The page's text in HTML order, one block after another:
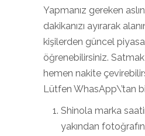
Yapmanız gereken
dakikanızı ayırarak
kişilerden güncel
öğrenebilirsiniz.
hemen nakite
Lütfen WhasApp\’tan
Shinola marka
yakından